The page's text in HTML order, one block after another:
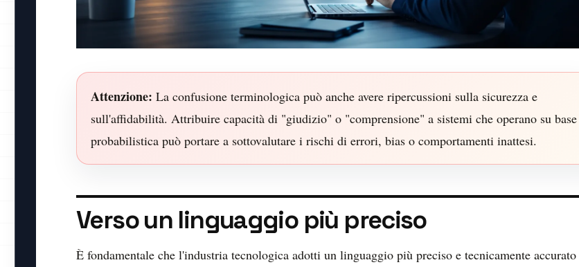
Attenzione: La confusione terminologica può anche avere ripercussioni sulla sicurezza e
sull'affidabilità. Attribuire capacità di "giudizio" o "comprensione" a sistemi che operano su base
probabilistica può portare a sottovalutare i rischi di errori, bias o comportamenti inattesi.
Verso un linguaggio più preciso
È fondamentale che l'industria tecnologica adotti un linguaggio più preciso e tecnicamente accurato